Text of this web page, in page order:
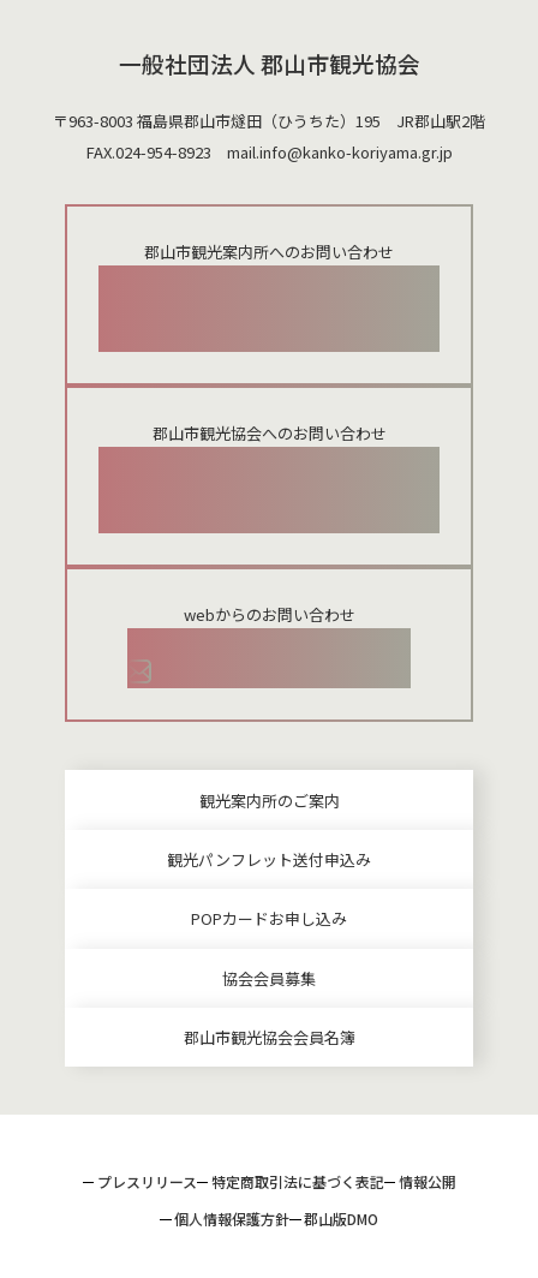
一般社団法人 郡山市観光協会
〒963-8003 福島県郡山市燧田（ひうちた）195 JR郡山駅2階
FAX.024-954-8923 mail.info@kanko-koriyama.gr.jp
郡山市観光案内所へのお問い合わせ
郡山市観光協会へのお問い合わせ
webからのお問い合わせ
観光案内所のご案内
観光パンフレット送付申込み
POPカードお申し込み
協会会員募集
郡山市観光協会会員名簿
プレスリリース 特定商取引法に基づく表記
情報公開
個人情報保護方針
郡山版DMO